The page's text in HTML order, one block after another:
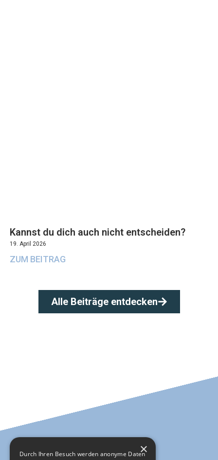
Kannst du dich auch nicht entscheiden?
19. April 2026
ZUM BEITRAG
Alle Beiträge entdecken
×
Durch Ihren Besuch werden anonyme Daten